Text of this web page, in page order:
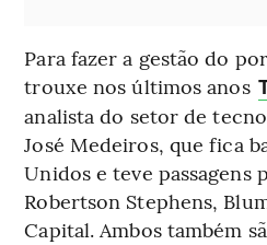
Para fazer a gestão do
trouxe nos últimos anos
analista do setor de
José Medeiros, que fica
Unidos e teve passagens
Robertson Stephens,
Capital. Ambos também